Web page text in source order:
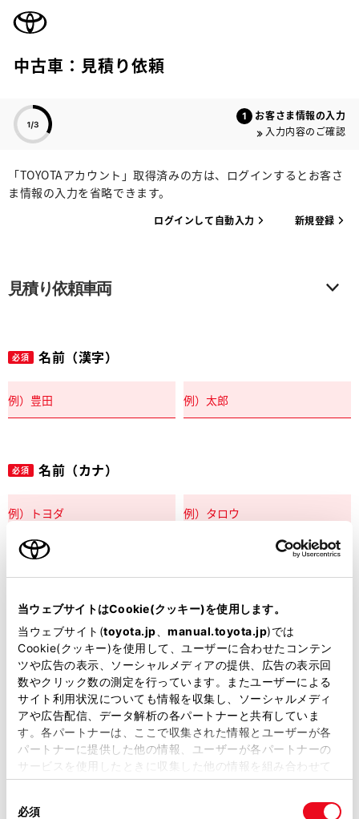
当ウェブサイトはCookie(クッキー)を使用します。
当ウェブサイト(toyota.jp manual.toyota.jp)では
Cookie(クッキー)を使用して、ユーザーに合わせたコンテン
ツや広告の表示、ソーシャルメディアの提供、広告の表示回
数やクリック数の測定を行っています。またユーザーによる
サイト利用状況についても情報を収集し、ソーシャルメディ
アや広告配信、データ解析の各パートナーと共有していま
す。各パートナーは、ここで収集された情報とユーザーが各
パートナーに提供した他の情報、ユーザーが各パートナーの
サービスを使用したときに収集した他の情報を組み合わせて
使用することがあります。当ウェブサイトの使用を続行する
必須
中古車：見積り依頼
お客さま情報の入力
入力内容のご確認
「TOYOTAアカウント」取得済みの方は、ログインするとお客さ
ま情報の入力を省略できます。
ログインして自動入力 新規登録
見積り依頼車両
必須 名前（漢字）
必須 名前（カナ）
郵便番号
住所自動入力
必須 都道府県
市区町村名